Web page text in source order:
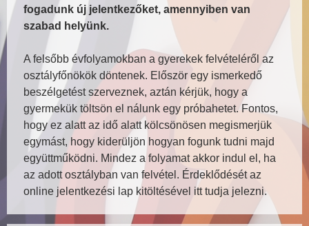
fogadunk új jelentkezőket, amennyiben van
szabad helyünk.
A felsőbb évfolyamokban a gyerekek felvételéről az
osztályfőnökök döntenek. Először egy ismerkedő
beszélgetést szerveznek, aztán kérjük, hogy a
gyermekük töltsön el nálunk egy próbahetet. Fontos,
hogy ez alatt az idő alatt kölcsönösen megismerjük
egymást, hogy kiderüljön hogyan fogunk tudni majd
együttműködni. Mindez a folyamat akkor indul el, ha
az adott osztályban van felvétel. Érdeklődését az
online jelentkezési lap kitöltésével itt tudja jelezni.